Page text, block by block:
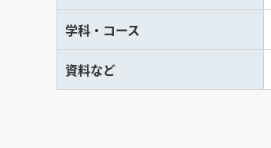
学科・コース
資料など